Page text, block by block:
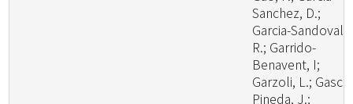
Sanchez, D.;
Garcia-Sandoval,
R.; Garrido-
Benavent, I;
Garzoli, L.; Gasca-
Pineda, J.;